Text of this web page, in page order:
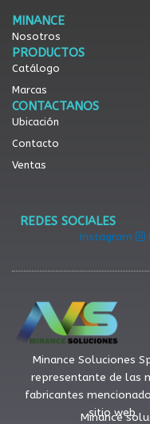
MINANCE
Nosotros
PRODUCTOS
Catálogo
Marcas
CONTACTANOS
Ubicación
Contacto
Ventas
REDES SOCIALES
Instagram
Minance Soluciones
representante de las
fabricantes
sitio web
Minance